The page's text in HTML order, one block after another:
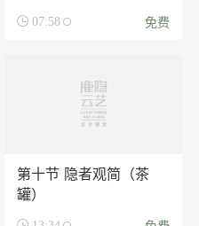
 07:58 免费
第十节 隐者观简（茶
罐）